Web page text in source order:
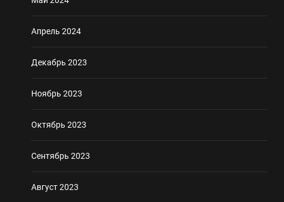
Апрель 2024
Декабрь 2023
Ноябрь 2023
Октябрь 2023
Сентябрь 2023
Август 2023